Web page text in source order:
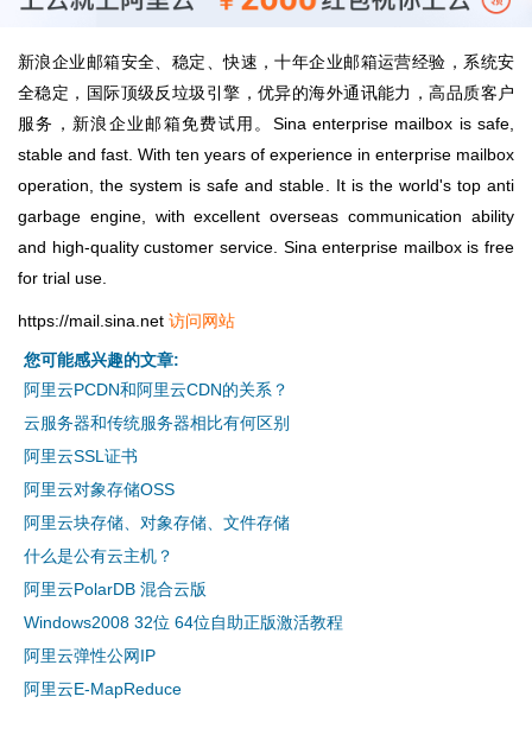
新浪企业邮箱安全、稳定、快速，十年企业邮箱运营经验，系统安
全稳定，国际顶级反垃圾引擎，优异的海外通讯能力，高品质客户
服务，新浪企业邮箱免费试用。Sina enterprise mailbox is safe,
stable and fast. With ten years of experience in enterprise mailbox
operation, the system is safe and stable. It is the world's top anti
garbage engine, with excellent overseas communication ability
and high-quality customer service. Sina enterprise mailbox is free
for trial use.
https://mail.sina.net 访问网站
您可能感兴趣的文章:
阿里云PCDN和阿里云CDN的关系？
云服务器和传统服务器相比有何区别
阿里云SSL证书
阿里云对象存储OSS
阿里云块存储、对象存储、文件存储
什么是公有云主机？
阿里云PolarDB 混合云版
Windows2008 32位 64位自助正版激活教程
阿里云弹性公网IP
阿里云E-MapReduce